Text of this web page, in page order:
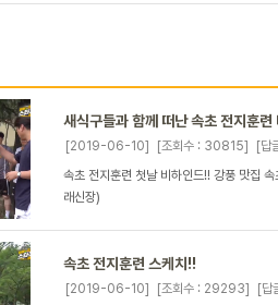
새식구들과 함께 떠난 속초 전지훈련
[2019-06-10] [조회수 : 30815]
[답
속초 전지훈련 첫날 비하인드!! 강풍 맛집
래신장)
속초 전지훈련 스케치!!
[2019-06-10] [조회수 : 29293]
[답